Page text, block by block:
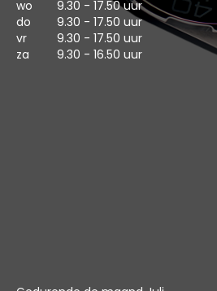
wo
9.30 - 17.50 uur
do
9.30 - 17.50 uur
vr
9.30 - 17.50 uur
za
9.30 - 16.50 uur